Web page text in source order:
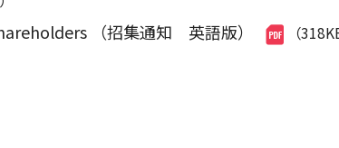
（招集通知 英語版） （